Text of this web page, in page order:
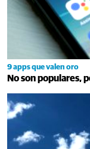
9 apps que valen oro
No son populares,